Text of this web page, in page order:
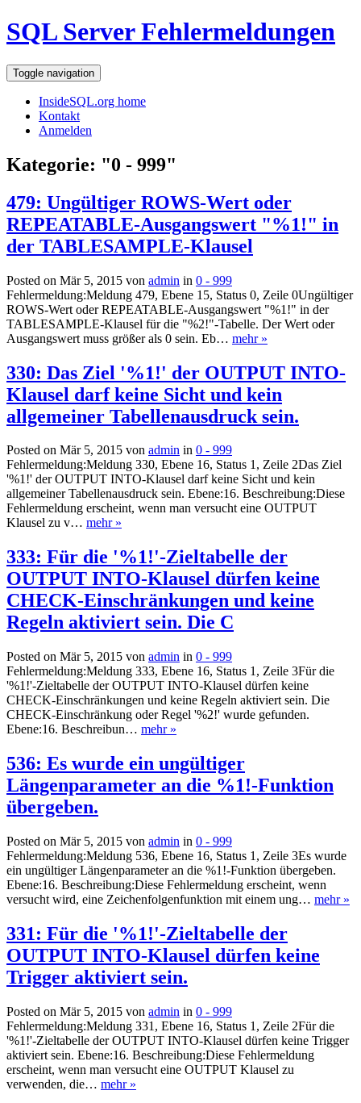
SQL Server Fehlermeldungen
Toggle navigation
InsideSQL.org home
Kontakt
Anmelden
Kategorie: "0 - 999"
479: Ungültiger ROWS-Wert oder
REPEATABLE-Ausgangswert "%1!" in
der TABLESAMPLE-Klausel
Posted on Mär 5, 2015 von admin in 0 - 999
Fehlermeldung:Meldung 479, Ebene 15, Status 0, Zeile 0Ungültiger
ROWS-Wert oder REPEATABLE-Ausgangswert "%1!" in der
TABLESAMPLE-Klausel für die "%2!"-Tabelle. Der Wert oder
Ausgangswert muss größer als 0 sein. Eb… mehr »
330: Das Ziel '%1!' der OUTPUT INTO-
Klausel darf keine Sicht und kein
allgemeiner Tabellenausdruck sein.
Posted on Mär 5, 2015 von admin in 0 - 999
Fehlermeldung:Meldung 330, Ebene 16, Status 1, Zeile 2Das Ziel
'%1!' der OUTPUT INTO-Klausel darf keine Sicht und kein
allgemeiner Tabellenausdruck sein. Ebene:16. Beschreibung:Diese
Fehlermeldung erscheint, wenn man versucht eine OUTPUT
Klausel zu v… mehr »
333: Für die '%1!'-Zieltabelle der
OUTPUT INTO-Klausel dürfen keine
CHECK-Einschränkungen und keine
Regeln aktiviert sein. Die C
Posted on Mär 5, 2015 von admin in 0 - 999
Fehlermeldung:Meldung 333, Ebene 16, Status 1, Zeile 3Für die
'%1!'-Zieltabelle der OUTPUT INTO-Klausel dürfen keine
CHECK-Einschränkungen und keine Regeln aktiviert sein. Die
CHECK-Einschränkung oder Regel '%2!' wurde gefunden.
Ebene:16. Beschreibun… mehr »
536: Es wurde ein ungültiger
Längenparameter an die %1!-Funktion
übergeben.
Posted on Mär 5, 2015 von admin in 0 - 999
Fehlermeldung:Meldung 536, Ebene 16, Status 1, Zeile 3Es wurde
ein ungültiger Längenparameter an die %1!-Funktion übergeben.
Ebene:16. Beschreibung:Diese Fehlermeldung erscheint, wenn
versucht wird, eine Zeichenfolgenfunktion mit einem ung… mehr »
331: Für die '%1!'-Zieltabelle der
OUTPUT INTO-Klausel dürfen keine
Trigger aktiviert sein.
Posted on Mär 5, 2015 von admin in 0 - 999
Fehlermeldung:Meldung 331, Ebene 16, Status 1, Zeile 2Für die
'%1!'-Zieltabelle der OUTPUT INTO-Klausel dürfen keine Trigger
aktiviert sein. Ebene:16. Beschreibung:Diese Fehlermeldung
erscheint, wenn man versucht eine OUTPUT Klausel zu
verwenden, die… mehr »